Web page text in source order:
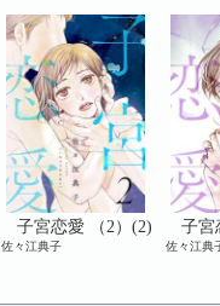
子宮恋愛 （2）(2)
佐々江典子
子宮
佐々江典